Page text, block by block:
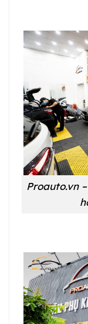
Proauto.vn